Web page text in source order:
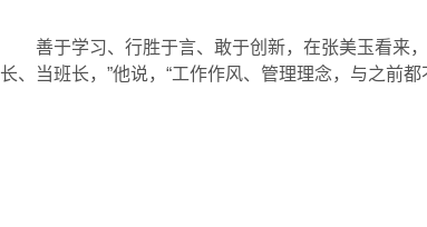
善于学习、行胜于言、敢于创新，在张美玉看来
长、当班长，”他说，“工作作风、管理理念，与之前都